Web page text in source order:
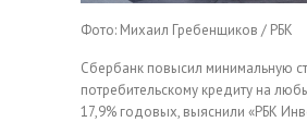
Фото: Михаил Гребенщиков / РБК
Сбербанк повысил минимальную
потребительскому кредиту на
17,9% годовых, выяснили «РБК